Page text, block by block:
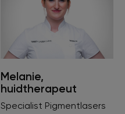
Melanie,
huidtherapeut
Specialist Pigmentlasers